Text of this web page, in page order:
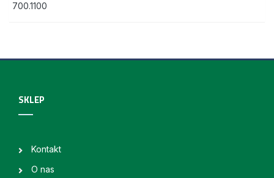
700.1100
SKLEP
Kontakt
O nas